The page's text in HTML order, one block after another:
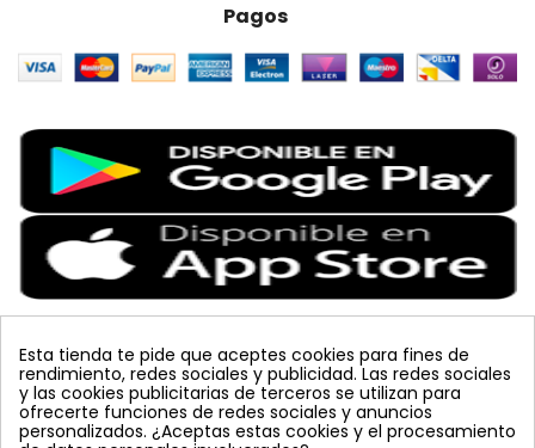
Pagos
Etiquetas Populares
colmena vacuna arbol planta placa
Esta tienda te pide que aceptes cookies para fines de
rendimiento, redes sociales y publicidad. Las redes sociales
y las cookies publicitarias de terceros se utilizan para
ofrecerte funciones de redes sociales y anuncios
personalizados. ¿Aceptas estas cookies y el procesamiento